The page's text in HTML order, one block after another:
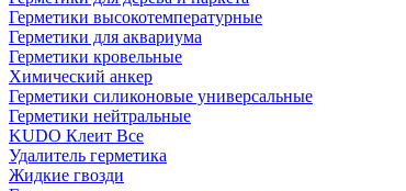
Герметики высокотемпературные
Герметики для аквариума
Герметики кровельные
Химический анкер
Герметики силиконовые универсальные
Герметики нейтральные
KUDO Клеит Все
Удалитель герметика
Жидкие гвозди